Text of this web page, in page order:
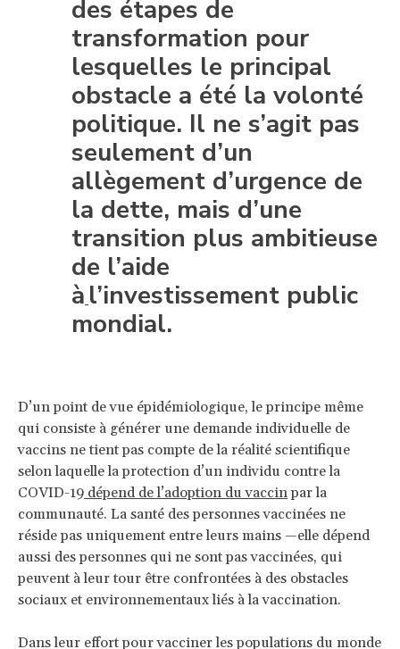
des étapes de
transformation pour
lesquelles le principal
obstacle a été la volonté
politique. Il ne s’agit pas
seulement d’un
allègement d’urgence de
la dette, mais d’une
transition plus ambitieuse
de l’aide
àl’investissement public
mondial.
D’un point de vue épidémiologique, le principe même
qui consiste à générer une demande individuelle de
vaccins ne tient pas compte de la réalité scientifique
selon laquelle la protection d’un individu contre la
COVID-19 dépend de l’adoption du vaccinpar la
communauté. La santé des personnes vaccinées ne
réside pas uniquement entre leurs mains —elle dépend
aussi des personnes qui ne sont pas vaccinées, qui
peuvent à leur tour être confrontées à des obstacles
sociaux et environnementaux liés à la vaccination.
Dans leur effort pour vacciner les populations du monde